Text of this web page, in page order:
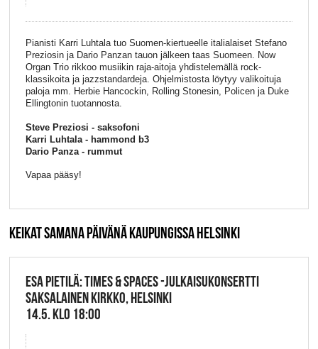
Pianisti Karri Luhtala tuo Suomen-kiertueelle italialaiset Stefano
Preziosin ja Dario Panzan tauon jälkeen taas Suomeen. Now
Organ Trio rikkoo musiikin raja-aitoja yhdistelemällä rock-
klassikoita ja jazzstandardeja. Ohjelmistosta löytyy valikoituja
paloja mm. Herbie Hancockin, Rolling Stonesin, Policen ja Duke
Ellingtonin tuotannosta.
Steve Preziosi - saksofoni
Karri Luhtala - hammond b3
Dario Panza - rummut
Vapaa pääsy!
KEIKAT SAMANA PÄIVÄNÄ KAUPUNGISSA HELSINKI
ESA PIETILÄ: TIMES & SPACES -JULKAISUKONSERTTI
SAKSALAINEN KIRKKO, HELSINKI
14.5. KLO 18:00